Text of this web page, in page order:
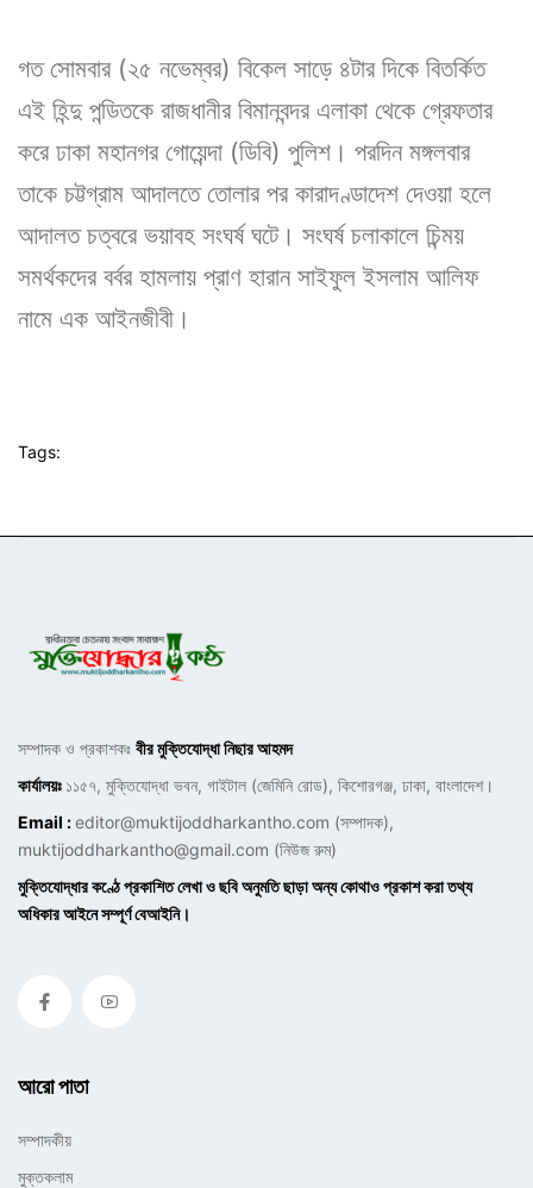
গত সোমবার (২৫ নভেম্বর) বিকেল সাড়ে ৪টার দিকে বিতর্কিত
এই হিন্দু পন্ডিতকে রাজধানীর বিমানবন্দর এলাকা থেকে গ্রেফতার
করে ঢাকা মহানগর গোয়েন্দা (ডিবি) পুলিশ। পরদিন মঙ্গলবার
তাকে চট্টগ্রাম আদালতে তোলার পর কারাদণ্ডাদেশ দেওয়া হলে
আদালত চত্বরে ভয়াবহ সংঘর্ষ ঘটে। সংঘর্ষ চলাকালে চিন্ময়
সমর্থকদের বর্বর হামলায় প্রাণ হারান সাইফুল ইসলাম আলিফ
নামে এক আইনজীবী।
Tags:
সম্পাদক ও প্রকাশকঃ বীর মুক্তিযোদ্ধা নিছার আহমদ
কার্যালয়ঃ ১১৫৭, মুক্তিযোদ্ধা ভবন, গাইটাল (জেমিনি রোড), কিশোরগঞ্জ, ঢাকা, বাংলাদেশ।
Email :editor@muktijoddharkantho.com (সম্পাদক),
muktijoddharkantho@gmail.com (নিউজ রুম)
মুক্তিযোদ্ধার কণ্ঠে প্রকাশিত লেখা ও ছবি অনুমতি ছাড়া অন্য কোথাও প্রকাশ করা তথ্য
অধিকার আইনে সম্পূর্ণ বেআইনি।
আরো পাতা
সম্পাদকীয়
মুক্তকলাম